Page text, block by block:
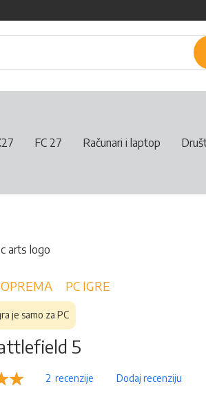
FC 27 Računari i laptop
PC IGRE
je samo za PC
5
2 recenzije Dodaj recenziju